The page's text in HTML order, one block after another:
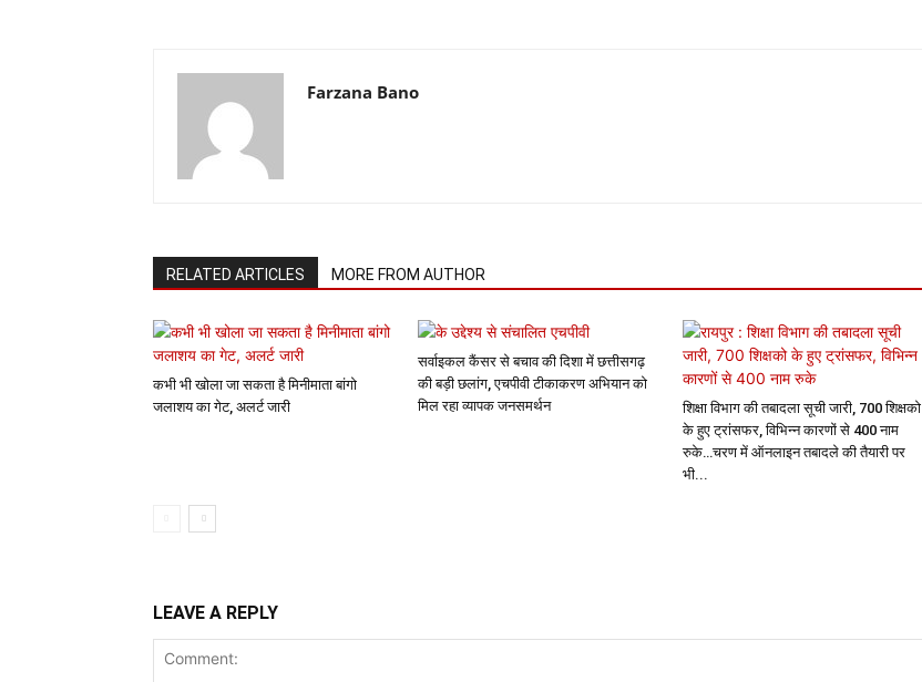
Farzana Bano
RELATED ARTICLES MORE FROM AUTHOR
कभी भी खोला जा सकता है मिनीमाता बांगो
जलाशय का गेट, अलर्ट जारी
सर्वाइकल कैंसर से बचाव की दिशा में छत्तीसगढ़
की बड़ी छलांग, एचपीवी टीकाकरण अभियान को
मिल रहा व्यापक जनसमर्थन
शिक्षा विभाग की तबादला सूची जारी, 700 शिक्षको
के हुए ट्रांसफर, विभिन्न कारणों से 400 नाम
रुके…चरण में ऑनलाइन तबादले की तैयारी पर
भी...
LEAVE A REPLY